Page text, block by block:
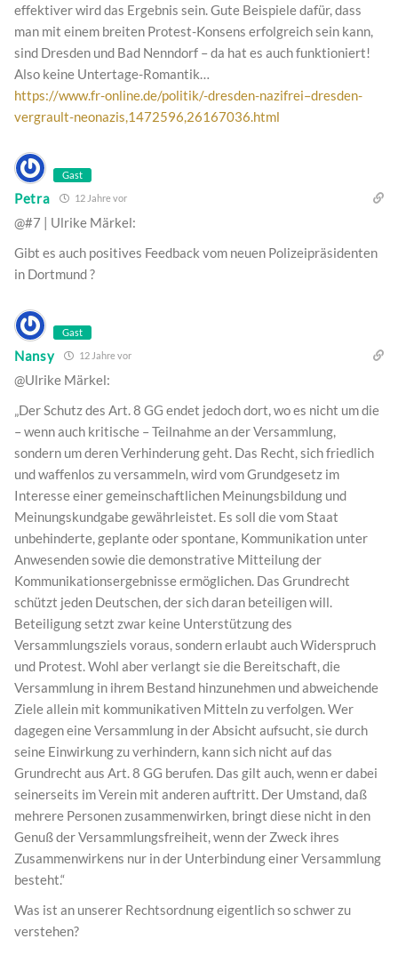
effektiver wird das Ergebnis sein. Gute Beispiele dafür, dass
man mit einem breiten Protest-Konsens erfolgreich sein kann,
sind Dresden und Bad Nenndorf – da hat es auch funktioniert!
Also keine Untertage-Romantik…
https://www.fr-online.de/politik/-dresden-nazifrei–dresden-
vergrault-neonazis,1472596,26167036.html
Gast
Petra 12 Jahre vor
@#7 | Ulrike Märkel:
Gibt es auch positives Feedback vom neuen Polizeipräsidenten
in Dortmund ?
Gast
Nansy 12 Jahre vor
@Ulrike Märkel:
„Der Schutz des Art. 8 GG endet jedoch dort, wo es nicht um die
– wenn auch kritische – Teilnahme an der Versammlung,
sondern um deren Verhinderung geht. Das Recht, sich friedlich
und waffenlos zu versammeln, wird vom Grundgesetz im
Interesse einer gemeinschaftlichen Meinungsbildung und
Meinungskundgabe gewährleistet. Es soll die vom Staat
unbehinderte, geplante oder spontane, Kommunikation unter
Anwesenden sowie die demonstrative Mitteilung der
Kommunikationsergebnisse ermöglichen. Das Grundrecht
schützt jeden Deutschen, der sich daran beteiligen will.
Beteiligung setzt zwar keine Unterstützung des
Versammlungsziels voraus, sondern erlaubt auch Widerspruch
und Protest. Wohl aber verlangt sie die Bereitschaft, die
Versammlung in ihrem Bestand hinzunehmen und abweichende
Ziele allein mit kommunikativen Mitteln zu verfolgen. Wer
dagegen eine Versammlung in der Absicht aufsucht, sie durch
seine Einwirkung zu verhindern, kann sich nicht auf das
Grundrecht aus Art. 8 GG berufen. Das gilt auch, wenn er dabei
seinerseits im Verein mit anderen auftritt. Der Umstand, daß
mehrere Personen zusammenwirken, bringt diese nicht in den
Genuß der Versammlungsfreiheit, wenn der Zweck ihres
Zusammenwirkens nur in der Unterbindung einer Versammlung
besteht.“
Was ist an unserer Rechtsordnung eigentlich so schwer zu
verstehen?